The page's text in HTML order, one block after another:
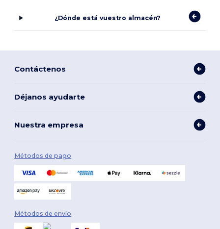
¿Dónde está vuestro almacén?
Contáctenos
Déjanos ayudarte
Nuestra empresa
Métodos de pago
Métodos de envío